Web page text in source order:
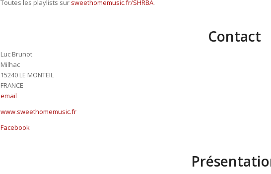
Toutes les playlists sur sweethomemusic.fr/SHRBA.
Contact
Luc Brunot
Milhac
15240 LE MONTEIL
FRANCE
email
www.sweethomemusic.fr
Facebook